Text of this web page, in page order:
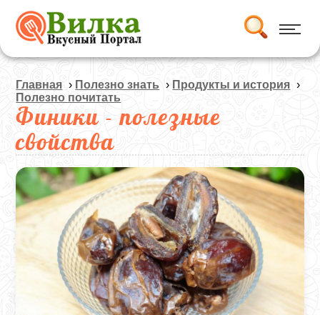
Главная › Полезно знать › Продукты и история ›
Полезно почитать
Финики - полезные
свойства